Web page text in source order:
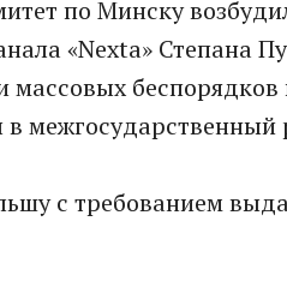
по Минску
«Nexta» Степана
беспорядков
межгосударственный
с требованием